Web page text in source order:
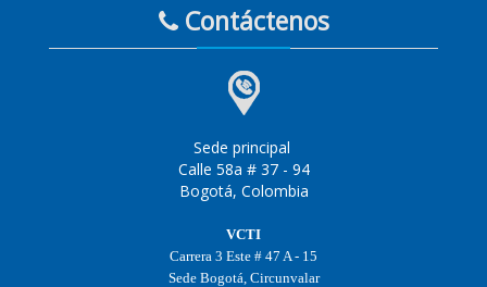
Contáctenos
Sede principal
Calle 58a # 37 - 94
Bogotá, Colombia
VCTI
Carrera 3 Este # 47 A - 15
Sede Bogotá, Circunvalar